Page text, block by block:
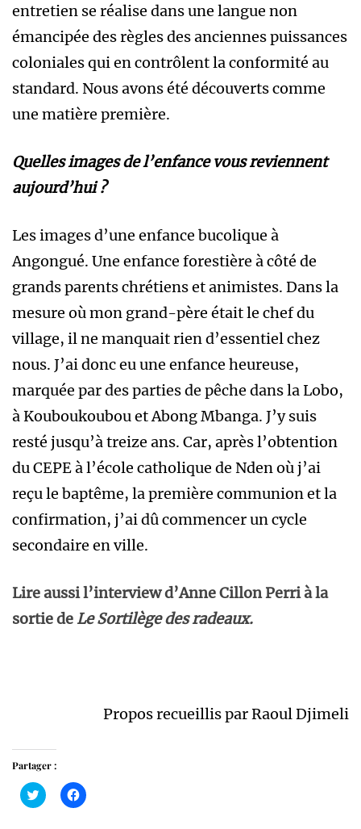
entretien se réalise dans une langue non
émancipée des règles des anciennes puissances
coloniales qui en contrôlent la conformité au
standard. Nous avons été découverts comme
une matière première.
Quelles images de l’enfance vous reviennent
aujourd’hui ?
Les images d’une enfance bucolique à
Angongué. Une enfance forestière à côté de
grands parents chrétiens et animistes. Dans la
mesure où mon grand-père était le chef du
village, il ne manquait rien d’essentiel chez
nous. J’ai donc eu une enfance heureuse,
marquée par des parties de pêche dans la Lobo,
à Kouboukoubou et Abong Mbanga. J’y suis
resté jusqu’à treize ans. Car, après l’obtention
du CEPE à l’école catholique de Nden où j’ai
reçu le baptême, la première communion et la
confirmation, j’ai dû commencer un cycle
secondaire en ville.
Lire aussi l’interview d’Anne Cillon Perri à la
sortie de Le Sortilège des radeaux.
Propos recueillis par Raoul Djimeli
Partager :
Cliquez
pour
Cliquez
pour